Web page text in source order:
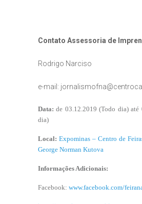
Contato Assessoria de
Rodrigo Narciso
e-mail:
Data: de 03.12.2019 (Todo dia)até
dia)
Local: Expominas – Centro de
George Norman Kutova
Informações Adicionais:
Facebook: www.facebook.com/